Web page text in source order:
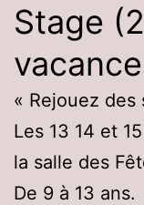
Stage
« Rejouez des
Les 13 14 et
la salle des
De 9 à 13 ans.